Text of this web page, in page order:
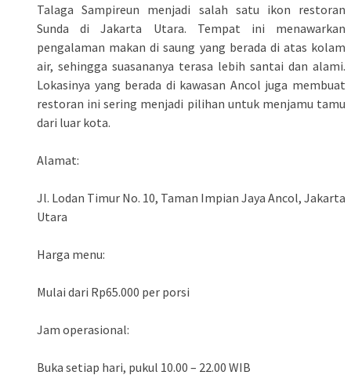
Talaga Sampireun menjadi salah satu ikon restoran
Sunda di Jakarta Utara. Tempat ini menawarkan
pengalaman makan di saung yang berada di atas kolam
air, sehingga suasananya terasa lebih santai dan alami.
Lokasinya yang berada di kawasan Ancol juga membuat
restoran ini sering menjadi pilihan untuk menjamu tamu
dari luar kota.
Alamat:
Jl. Lodan Timur No. 10, Taman Impian Jaya Ancol, Jakarta
Utara
Harga menu:
Mulai dari Rp65.000 per porsi
Jam operasional:
Buka setiap hari, pukul 10.00 – 22.00 WIB